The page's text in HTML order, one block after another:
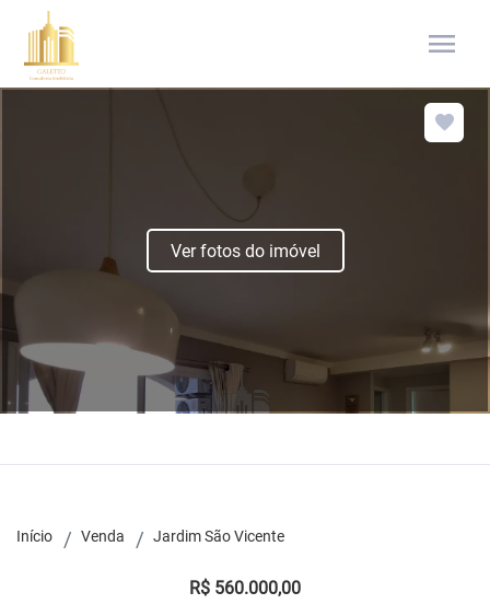
menu
Ver fotos do imóvel
Início Venda Jardim São Vicente
R$ 560.000,00